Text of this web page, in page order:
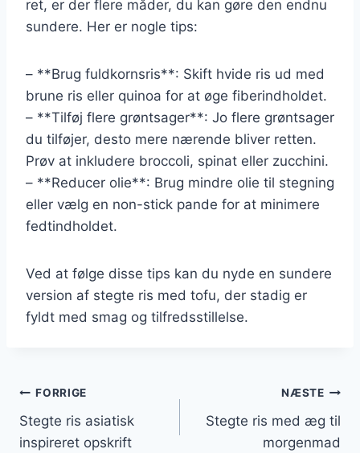
ret, er der flere måder, du kan gøre den endnu
sundere. Her er nogle tips:
– **Brug fuldkornsris**: Skift hvide ris ud med
brune ris eller quinoa for at øge fiberindholdet.
– **Tilføj flere grøntsager**: Jo flere grøntsager
du tilføjer, desto mere nærende bliver retten.
Prøv at inkludere broccoli, spinat eller zucchini.
– **Reducer olie**: Brug mindre olie til stegning
eller vælg en non-stick pande for at minimere
fedtindholdet.
Ved at følge disse tips kan du nyde en sundere
version af stegte ris med tofu, der stadig er
fyldt med smag og tilfredsstillelse.
Indlægsnavigation
FORRIGE
Stegte ris asiatisk
inspireret opskrift
NÆSTE
Stegte ris med æg til
morgenmad